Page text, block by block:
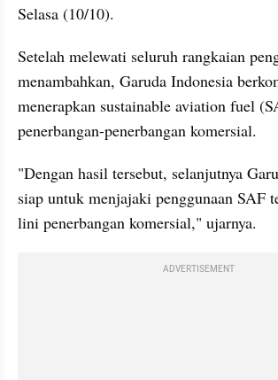
Selasa (10/10).
Setelah melewati seluruh rangkaian
menambahkan, Garuda Indonesia
menerapkan sustainable aviation fuel
penerbangan-penerbangan komersial.
"Dengan hasil tersebut, selanjutnya
siap untuk menjajaki penggunaan SAF
lini penerbangan komersial," ujarnya.
ADVERTISEMENT